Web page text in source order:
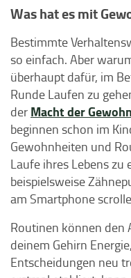
Was hat es mit
Bestimmte
so einfach. Aber
überhaupt dafür, im
Runde Laufen zu
der Macht der
beginnen schon im
Gewohnheiten und
Laufe ihres Lebens zu
beispielsweise
am Smartphone
Routinen können den
deinem Gehirn
Entscheidungen neu